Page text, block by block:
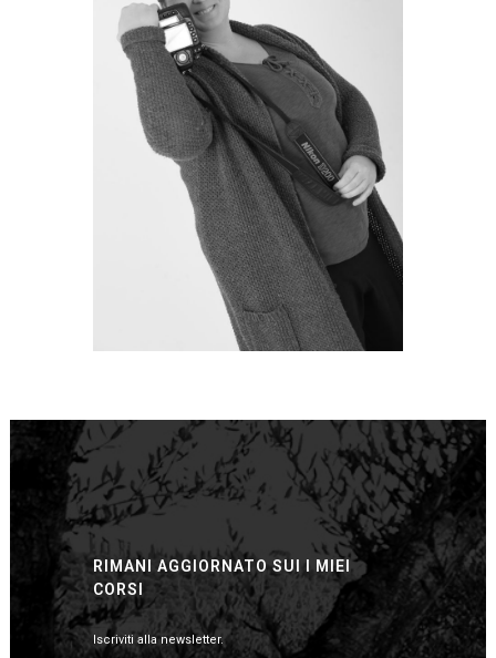
RIMANI AGGIORNATO SUI I MIEI
CORSI
Iscriviti alla newsletter.